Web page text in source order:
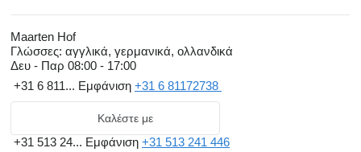
Maarten Hof
Γλώσσες: αγγλικά, γερμανικά, ολλανδικά
Δευ - Παρ 08:00 - 17:00
+31 6 811... Εμφάνιση +31 6 81172738
Καλέστε με
+31 513 24... Εμφάνιση +31 513 241 446